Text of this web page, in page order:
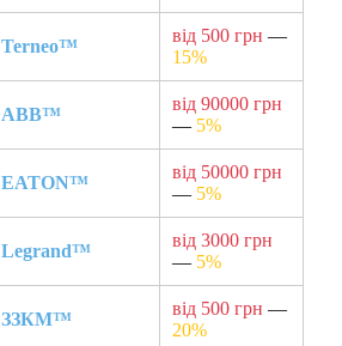
Terneo™
від 500 грн —
15%
ABB™
від 90000 грн
— 5%
EATON™
від 50000 грн
— 5%
Legrand™
від 3000 грн
— 5%
ЗЗКМ™
від 500 грн —
20%